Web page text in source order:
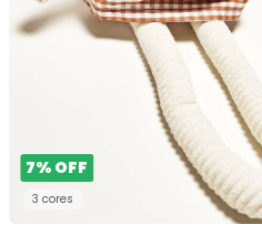
7% OFF
3 cores